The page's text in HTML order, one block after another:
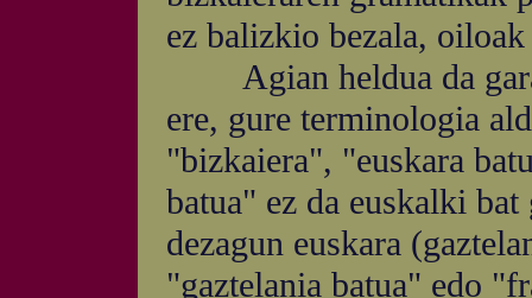
ez balizkio bezala,
Agian heldua da
ere, gure terminologia
"bizkaiera", "euskara
batua" ez da euskalki bat
dezagun euskara
"gaztelania batua" edo